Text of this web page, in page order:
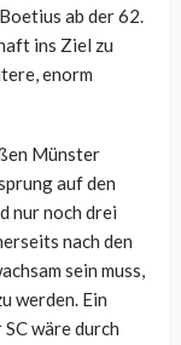
ab der 62.
ins Ziel zu
enorm
Münster
auf den
nur noch drei
nach den
sein muss,
werden. Ein
wäre durch